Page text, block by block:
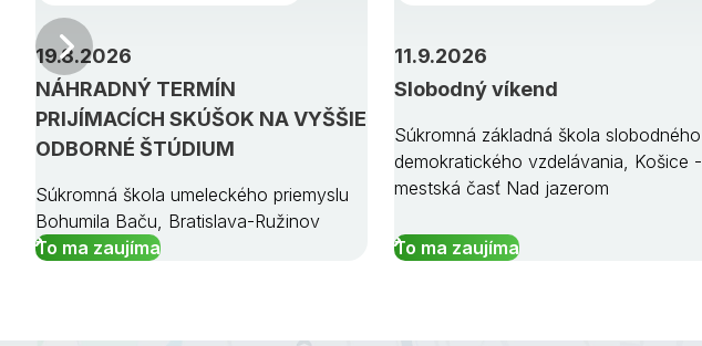
NÁHRADNÝ TERMÍN
PRIJÍMACÍCH SKÚŠOK NA VYŠŠIE
ODBORNÉ ŠTÚDIUM
19.8.2026
Súkromná škola umeleckého priemyslu
Bohumila Baču, Bratislava-Ružinov
To ma zaujíma
Slobodný víkend
11.9.2026
Súkromná základná škola slobodného
demokratického vzdelávania, Košice -
mestská časť Nad jazerom
To ma zaujíma
Predchádzajúci